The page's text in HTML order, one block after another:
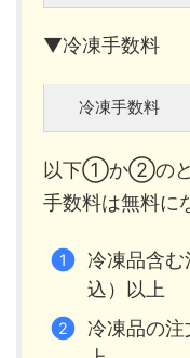
▼冷凍手数料
冷凍手数料
以下①か②のど
手数料は無料に
冷凍品含
込）以上
冷凍品の